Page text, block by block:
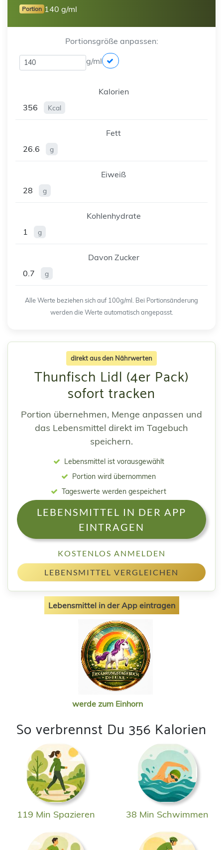
Portion 140 g/ml
Portionsgröße anpassen:
g/ml
Kalorien
356
Kcal
Fett
26.6
g
Eiweiß
28
g
Kohlenhydrate
1
g
Davon Zucker
0.7
g
Alle Werte beziehen sich auf 100g/ml. Bei Portionsänderung
werden die Werte automatisch angepasst.
direkt aus den Nährwerten
Thunfisch Lidl (4er Pack)
sofort tracken
Portion übernehmen, Menge anpassen und
das Lebensmittel direkt im Tagebuch
speichern.
Lebensmittel ist vorausgewählt
Portion wird übernommen
Tageswerte werden gespeichert
LEBENSMITTEL IN DER APP
EINTRAGEN
KOSTENLOS ANMELDEN
LEBENSMITTEL VERGLEICHEN
Lebensmittel in der App eintragen
werde zum Einhorn
So verbrennst Du 356 Kalorien
119 Min Spazieren 38 Min Schwimmen